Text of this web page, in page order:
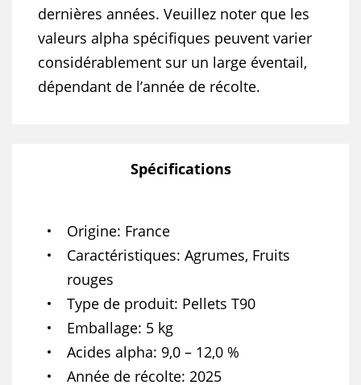
dernières années. Veuillez noter que les
valeurs alpha spécifiques peuvent varier
considérablement sur un large éventail,
dépendant de l’année de récolte.
Spécifications
Origine France
Caractéristiques Agrumes, Fruits
rouges
Type de produit Pellets T90
Emballage 5 kg
Acides alpha 9,0 – 12,0 %
Année de récolte 2025